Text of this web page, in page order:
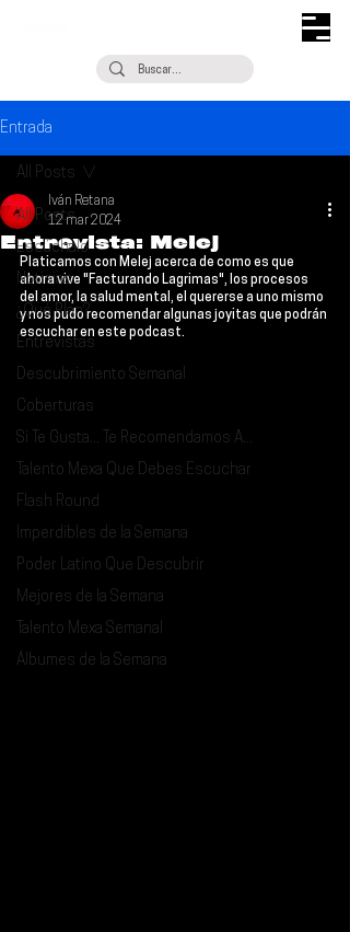
Entrada
All Posts
Escúchalo
Noticias
¿Qué Plan?
Entrevistas
Descubrimiento Semanal
Coberturas
Si Te Gusta... Te Recomendamos A...
Talento Mexa Que Debes Escuchar
Flash Round
Imperdibles de la Semana
Poder Latino Que Descubrir
Mejores de la Semana
Talento Mexa Semanal
Álbumes de la Semana
All Posts
Entrevista: Melej
Iván Retana
12 mar 2024
Platicamos con Melej acerca de como es que
ahora vive "Facturando Lagrimas", los procesos
del amor, la salud mental, el quererse a uno mismo
y nos pudo recomendar algunas joyitas que podrán
escuchar en este podcast.